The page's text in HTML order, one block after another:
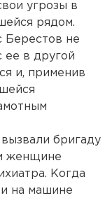
угрозы в
рядом.
Берестов не
ее в другой
и, применив
бригаду
женщине
Когда
на машине